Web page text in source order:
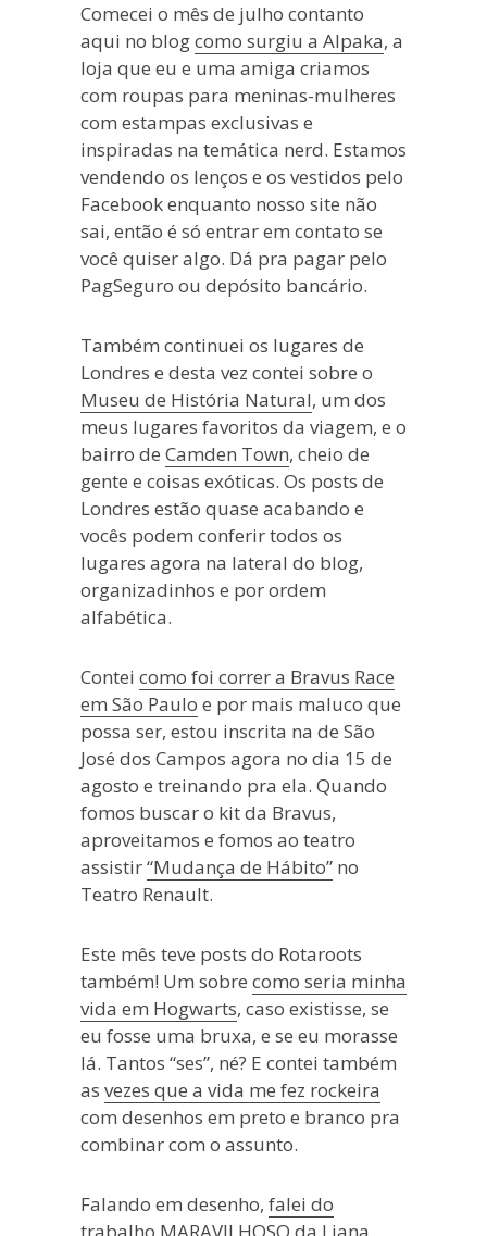
Comecei o mês de julho contanto
aqui no blogcomo surgiu a Alpaka, a
loja que eu e uma amiga criamos
com roupas para meninas-mulheres
com estampas exclusivas e
inspiradas na temática nerd. Estamos
vendendo os lenços e os vestidos pelo
Facebook enquanto nosso site não
sai, então é só entrar em contato se
você quiser algo. Dá pra pagar pelo
PagSeguro ou depósito bancário.
Também continuei os lugares de
Londres e desta vez contei sobre o
Museu de História Natural, um dos
meus lugares favoritos da viagem, e o
bairro de Camden Town, cheio de
gente e coisas exóticas. Os posts de
Londres estão quase acabando e
vocês podem conferir todos os
lugares agora na lateral do blog,
organizadinhos e por ordem
alfabética.
Contei como foi correr a Bravus Race
em São Paulo e por mais maluco que
possa ser, estou inscrita na de São
José dos Campos agora no dia 15 de
agosto e treinando pra ela. Quando
fomos buscar o kit da Bravus,
aproveitamos e fomos ao teatro
assistir“Mudança de Hábito” no
Teatro Renault.
Este mês teve posts do Rotaroots
também! Um sobre como seria minha
vida em Hogwarts, caso existisse, se
eu fosse uma bruxa, e se eu morasse
lá. Tantos “ses”, né? E contei também
as vezes que a vida me fez rockeira
com desenhos em preto e branco pra
combinar com o assunto.
Falando em desenho, falei do